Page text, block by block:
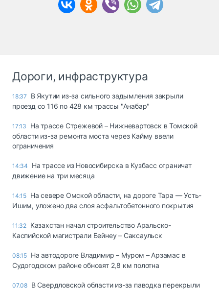
Дороги, инфраструктура
18:37
В Якутии из-за сильного задымления закрыли
проезд со 116 по 428 км трассы "Анабар"
17:13
На трассе Стрежевой – Нижневартовск в Томской
области из-за ремонта моста через Кайму ввели
ограничения
14:34
На трассе из Новосибирска в Кузбасс ограничат
движение на три месяца
14:15 На севере Омской области, на дороге Тара — Усть-
Ишим, уложено два слоя асфальтобетонного покрытия
11:32 Казахстан начал строительство Аральско-
Каспийской магистрали Бейнеу – Саксаульск
08:15 На автодороге Владимир – Муром – Арзамас в
Судогодском районе обновят 2,8 км полотна
07.08 В Свердловской области из-за паводка перекрыли